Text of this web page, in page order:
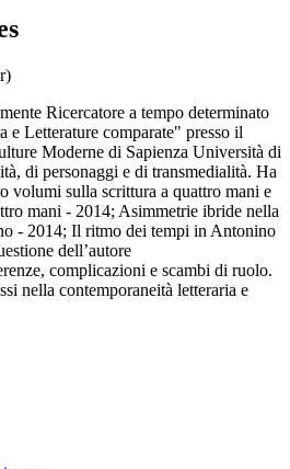
Ricercatore a tempo determinato
Letterature comparate" presso il
Moderne di Sapienza Università di
di personaggi e di transmedialità. Ha
volumi sulla scrittura a quattro mani e
mani - 2014; Asimmetrie ibride nella
- 2014; Il ritmo dei tempi in Antonino
dell’autore
complicazioni e scambi di ruolo.
nella contemporaneità letteraria e